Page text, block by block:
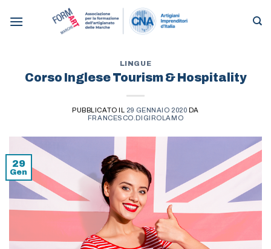
LINGUE
Corso Inglese Tourism & Hospitality
PUBBLICATO IL 29 GENNAIO 2020 DA
FRANCESCO.DIGIROLAMO
29
Gen